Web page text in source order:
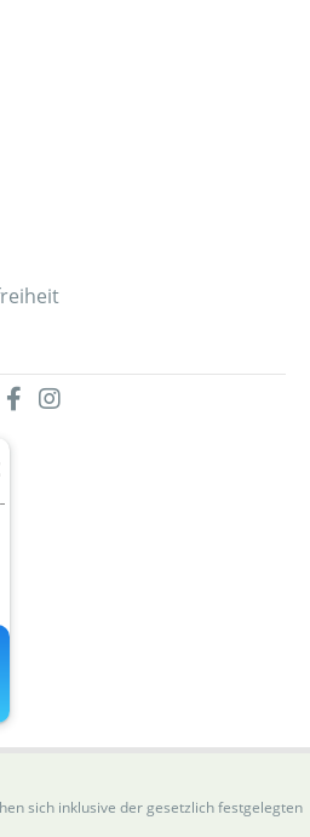
sich inklusive der gesetzlich festgelegten